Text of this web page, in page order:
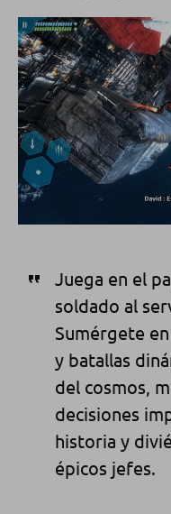
Juega en el
soldado al
Sumérgete
y batallas
del cosmos,
decisiones
historia y
épicos jefes.